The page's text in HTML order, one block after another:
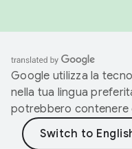
Google utilizza la
nella tua lingua
potrebbero contenere